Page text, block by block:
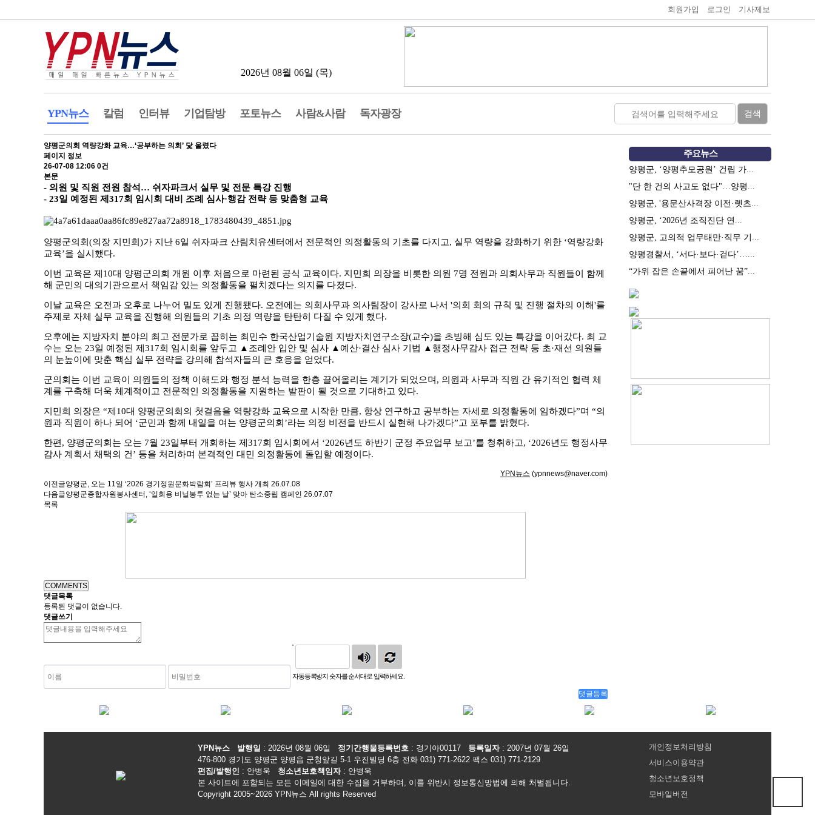
회원가입 로그인 기사제보
2026년 08월 06일 (목)
YPN뉴스 칼럼 인터뷰 기업탐방 포토뉴스 사람&사람 독자광장
양평군의회 역량강화 교육…‘공부하는 의회’ 닻 올렸다
페이지 정보
26-07-08 12:06 0건
본문
- 의원 및 직원 전원 참석… 쉬자파크서 실무 및 전문 특강 진행
- 23일 예정된 제317회 임시회 대비 조례 심사·행감 전략 등 맞춤형 교육
양평군의회(의장 지민희)가 지난 6일 쉬자파크 산림치유센터에서 전문적인 의정활동의 기초를 다지고, 실무 역량을 강화하기 위한 ‘역량강화
교육’을 실시했다.
이번 교육은 제10대 양평군의회 개원 이후 처음으로 마련된 공식 교육이다. 지민희 의장을 비롯한 의원 7명 전원과 의회사무과 직원들이 함께
해 군민의 대의기관으로서 책임감 있는 의정활동을 펼치겠다는 의지를 다졌다.
이날 교육은 오전과 오후로 나누어 밀도 있게 진행됐다. 오전에는 의회사무과 의사팀장이 강사로 나서 '의회 회의 규칙 및 진행 절차의 이해'를
주제로 자체 실무 교육을 진행해 의원들의 기초 의정 역량을 탄탄히 다질 수 있게 했다.
오후에는 지방자치 분야의 최고 전문가로 꼽히는 최민수 한국산업기술원 지방자치연구소장(교수)을 초빙해 심도 있는 특강을 이어갔다. 최 교
수는 오는 23일 예정된 제317회 임시회를 앞두고 ▲조례안 입안 및 심사 ▲예산·결산 심사 기법 ▲행정사무감사 접근 전략 등 초·재선 의원들
의 눈높이에 맞춘 핵심 실무 전략을 강의해 참석자들의 큰 호응을 얻었다.
군의회는 이번 교육이 의원들의 정책 이해도와 행정 분석 능력을 한층 끌어올리는 계기가 되었으며, 의원과 사무과 직원 간 유기적인 협력 체
계를 구축해 더욱 체계적이고 전문적인 의정활동을 지원하는 발판이 될 것으로 기대하고 있다.
지민희 의장은 “제10대 양평군의회의 첫걸음을 역량강화 교육으로 시작한 만큼, 항상 연구하고 공부하는 자세로 의정활동에 임하겠다”며 “의
원과 직원이 하나 되어 ‘군민과 함께 내일을 여는 양평군의회’라는 의정 비전을 반드시 실현해 나가겠다”고 포부를 밝혔다.
한편, 양평군의회는 오는 7월 23일부터 개회하는 제317회 임시회에서 ‘2026년도 하반기 군정 주요업무 보고’를 청취하고, ‘2026년도 행정사무
감사 계획서 채택의 건’ 등을 처리하며 본격적인 대민 의정활동에 돌입할 예정이다.
YPN뉴스 (ypnnews@naver.com)
이전글양평군, 오는 11일 ‘2026 경기정원문화박람회’ 프리뷰 행사 개최 26.07.08
다음글양평군종합자원봉사센터, ‘일회용 비닐봉투 없는 날’ 맞아 탄소중립 캠페인 26.07.07
목록
COMMENTS
댓글목록
등록된 댓글이 없습니다.
댓글쓰기
자동등록방지 숫자를 순서대로 입력하세요.
주요뉴스
양평군, ‘양평추모공원’ 건립 가...
"단 한 건의 사고도 없다"…양평...
양평군, '용문산사격장 이전·렛츠...
양평군, ‘2026년 조직진단 연...
양평군, 고의적 업무태만·직무 기...
양평경찰서, ‘서다·보다·걷다’…...
“가위 잡은 손끝에서 피어난 꿈”...
YPN뉴스 발행일 : 2026년 08월 06일 정기간행물등록번호 : 경기아00117 등록일자: 2007년 07월 26일
476-800 경기도 양평군 양평읍 군청앞길 5-1 우진빌딩 6층 전화 031) 771-2622 팩스 031) 771-2129
편집/발행인 : 안병욱 청소년보호책임자: 안병욱
본 사이트에 포함되는 모든 이메일에 대한 수집을 거부하며, 이를 위반시 정보통신망법에 의해 처벌됩니다.
Copyright 2005~2026 YPN뉴스 All rights Reserved
개인정보처리방침
서비스이용약관
청소년보호정책
모바일버전